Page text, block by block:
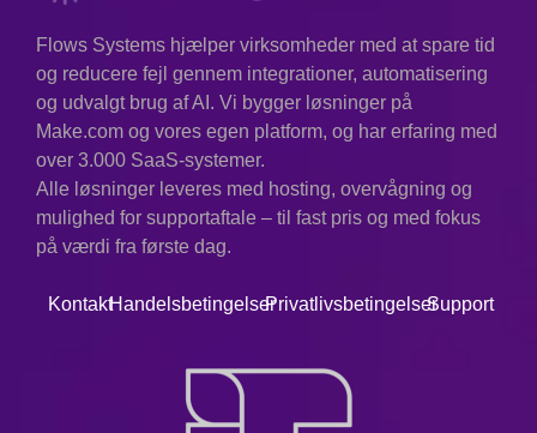
Flows Systems hjælper virksomheder med at spare tid
og reducere fejl gennem integrationer, automatisering
og udvalgt brug af AI. Vi bygger løsninger på
Make.com og vores egen platform, og har erfaring med
over 3.000 SaaS-systemer.
Alle løsninger leveres med hosting, overvågning og
mulighed for supportaftale – til fast pris og med fokus
på værdi fra første dag.
KontaktHandelsbetingelserPrivatlivsbetingelserSupport